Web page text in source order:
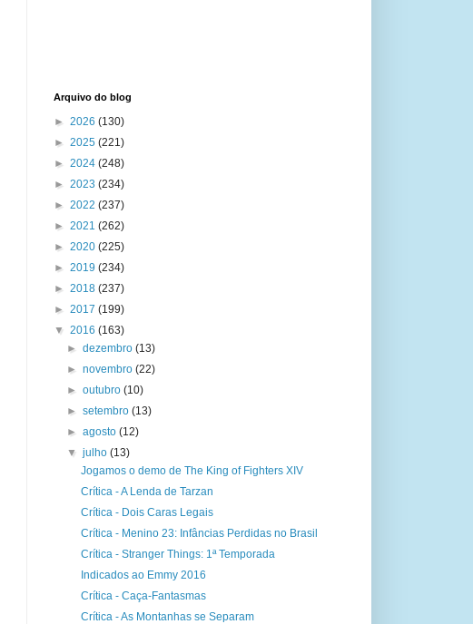
Arquivo do blog
► 2026 (130)
► 2025 (221)
► 2024 (248)
► 2023 (234)
► 2022 (237)
► 2021 (262)
► 2020 (225)
► 2019 (234)
► 2018 (237)
► 2017 (199)
▼ 2016 (163)
►dezembro(13)
►novembro(22)
►outubro(10)
►setembro(13)
►agosto(12)
▼julho(13)
Jogamos o demo de The King of Fighters XIV
Crítica - A Lenda de Tarzan
Crítica - Dois Caras Legais
Crítica - Menino 23: Infâncias Perdidas no Brasil
Crítica - Stranger Things: 1ª Temporada
Indicados ao Emmy 2016
Crítica - Caça-Fantasmas
Crítica - As Montanhas se Separam